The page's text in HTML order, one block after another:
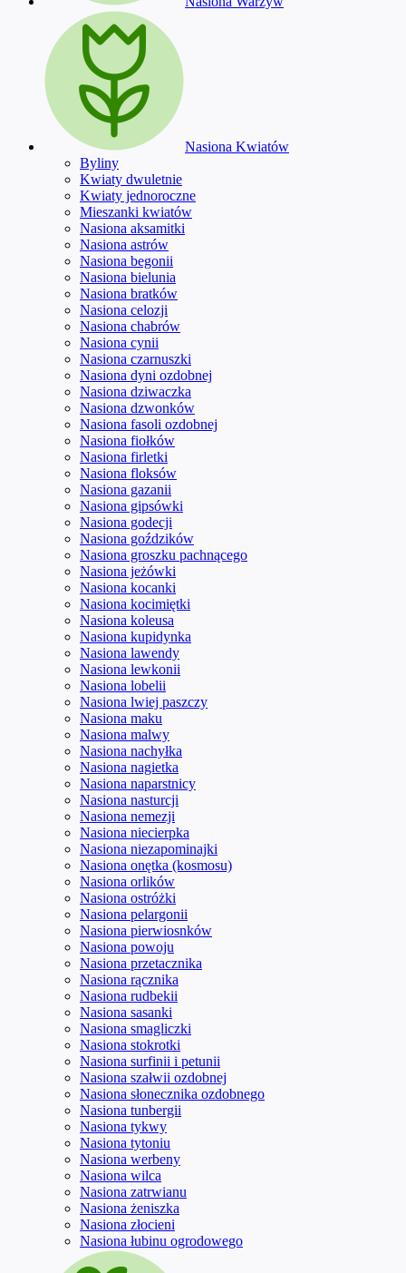
Nasiona Kwiatów
Byliny
Kwiaty dwuletnie
Kwiaty jednoroczne
Mieszanki kwiatów
Nasiona aksamitki
Nasiona astrów
Nasiona begonii
Nasiona bielunia
Nasiona bratków
Nasiona celozji
Nasiona chabrów
Nasiona cynii
Nasiona czarnuszki
Nasiona dyni ozdobnej
Nasiona dziwaczka
Nasiona dzwonków
Nasiona fasoli ozdobnej
Nasiona fiołków
Nasiona firletki
Nasiona floksów
Nasiona gazanii
Nasiona gipsówki
Nasiona godecji
Nasiona goździków
Nasiona groszku pachnącego
Nasiona jeżówki
Nasiona kocanki
Nasiona kocimiętki
Nasiona koleusa
Nasiona kupidynka
Nasiona lawendy
Nasiona lewkonii
Nasiona lobelii
Nasiona lwiej paszczy
Nasiona maku
Nasiona malwy
Nasiona nachyłka
Nasiona nagietka
Nasiona naparstnicy
Nasiona nasturcji
Nasiona nemezji
Nasiona niecierpka
Nasiona niezapominajki
Nasiona onętka (kosmosu)
Nasiona orlików
Nasiona ostróżki
Nasiona pelargonii
Nasiona pierwiosnków
Nasiona powoju
Nasiona przetacznika
Nasiona rącznika
Nasiona rudbekii
Nasiona sasanki
Nasiona smagliczki
Nasiona stokrotki
Nasiona surfinii i petunii
Nasiona szałwii ozdobnej
Nasiona słonecznika ozdobnego
Nasiona tunbergii
Nasiona tykwy
Nasiona tytoniu
Nasiona werbeny
Nasiona wilca
Nasiona zatrwianu
Nasiona żeniszka
Nasiona złocieni
Nasiona łubinu ogrodowego